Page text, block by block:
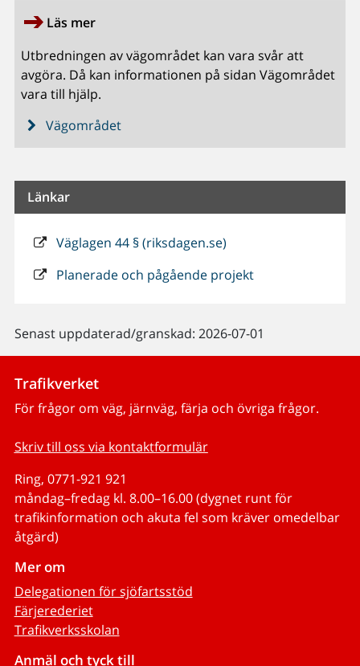
Läs mer
Utbredningen av vägområdet kan vara svår att
avgöra. Då kan informationen på sidan Vägområdet
vara till hjälp.
Vägområdet
Länkar
Väglagen 44 § (riksdagen.se)
Planerade och pågående projekt
Senast uppdaterad/granskad: 2026-07-01
Trafikverket
För frågor om väg, järnväg, färja och övriga frågor.
Skriv till oss via kontaktformulär
Ring, 0771-921 921
måndag–fredag kl. 8.00–16.00 (dygnet runt för
trafikinformation och akuta fel som kräver omedelbar
åtgärd)
Mer om
Delegationen för sjöfartsstöd
Färjerederiet
Trafikverksskolan
Anmäl och tyck till